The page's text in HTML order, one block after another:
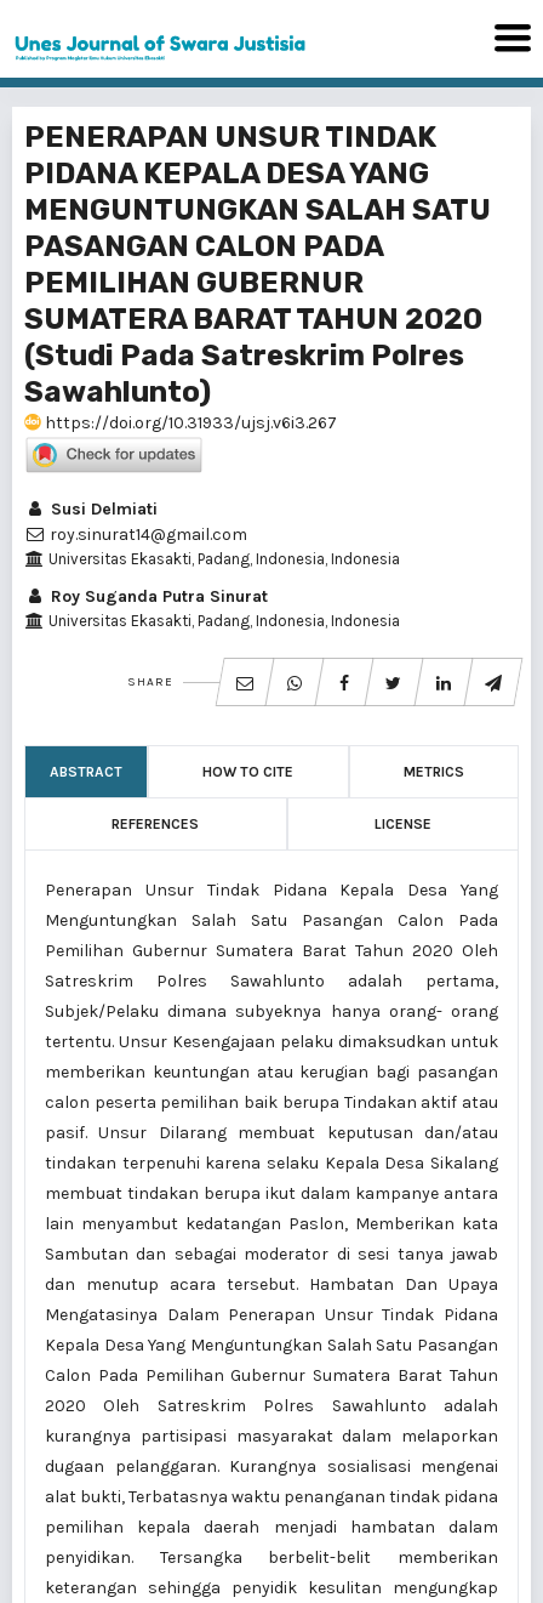
PENERAPAN UNSUR TINDAK
PIDANA KEPALA DESA YANG
MENGUNTUNGKAN SALAH SATU
PASANGAN CALON PADA
PEMILIHAN GUBERNUR
SUMATERA BARAT TAHUN 2020
(Studi Pada Satreskrim Polres
Sawahlunto)
https://doi.org/10.31933/ujsj.v6i3.267
Susi Delmiati
roy.sinurat14@gmail.com
Universitas Ekasakti, Padang, Indonesia, Indonesia
Roy Suganda Putra Sinurat
Universitas Ekasakti, Padang, Indonesia, Indonesia
SHARE
ABSTRACT HOW TO CITE METRICS
REFERENCES LICENSE
Penerapan Unsur Tindak Pidana Kepala Desa Yang
Menguntungkan Salah Satu Pasangan Calon Pada
Pemilihan Gubernur Sumatera Barat Tahun 2020 Oleh
Satreskrim Polres Sawahlunto adalah pertama,
Subjek/Pelaku dimana subyeknya hanya orang- orang
tertentu. Unsur Kesengajaan pelaku dimaksudkan untuk
memberikan keuntungan atau kerugian bagi pasangan
calon peserta pemilihan baik berupa Tindakan aktif atau
pasif. Unsur Dilarang membuat keputusan dan/atau
tindakan terpenuhi karena selaku Kepala Desa Sikalang
membuat tindakan berupa ikut dalam kampanye antara
lain menyambut kedatangan Paslon, Memberikan kata
Sambutan dan sebagai moderator di sesi tanya jawab
dan menutup acara tersebut. Hambatan Dan Upaya
Mengatasinya Dalam Penerapan Unsur Tindak Pidana
Kepala Desa Yang Menguntungkan Salah Satu Pasangan
Calon Pada Pemilihan Gubernur Sumatera Barat Tahun
2020 Oleh Satreskrim Polres Sawahlunto adalah
kurangnya partisipasi masyarakat dalam melaporkan
dugaan pelanggaran. Kurangnya sosialisasi mengenai
alat bukti, Terbatasnya waktu penanganan tindak pidana
pemilihan kepala daerah menjadi hambatan dalam
penyidikan. Tersangka berbelit-belit memberikan
keterangan sehingga penyidik kesulitan mengungkap